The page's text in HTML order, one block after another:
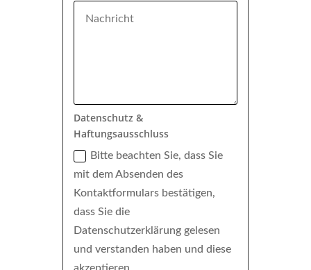
Datenschutz &
Haftungsausschluss
Bitte beachten Sie, dass Sie
mit dem Absenden des
Kontaktformulars bestätigen,
dass Sie die
Datenschutzerklärung gelesen
und verstanden haben und diese